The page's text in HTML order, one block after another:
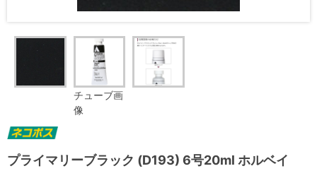
チューブ画
像
プライマリーブラック (D193) 6号20ml ホルベイ